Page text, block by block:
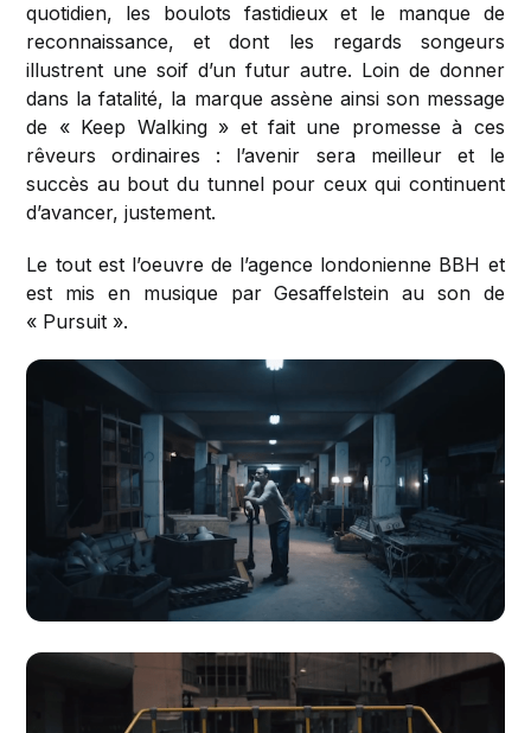
quotidien, les boulots fastidieux et le manque de
reconnaissance, et dont les regards songeurs
illustrent une soif d’un futur autre. Loin de donner
dans la fatalité, la marque assène ainsi son message
de « Keep Walking » et fait une promesse à ces
rêveurs ordinaires : l’avenir sera meilleur et le
succès au bout du tunnel pour ceux qui continuent
d’avancer, justement.
Le tout est l’oeuvre de l’agence londonienne BBH et
est mis en musique par Gesaffelstein au son de
« Pursuit ».